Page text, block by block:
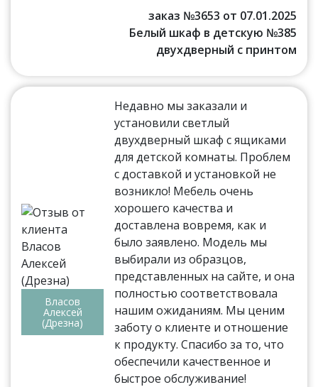
заказ №3653 от 07.01.2025
Белый шкаф в детскую №385
двухдверный с принтом
Власов
Алексей
(Дрезна)
Недавно мы заказали и
установили светлый
двухдверный шкаф с ящиками
для детской комнаты. Проблем
с доставкой и установкой не
возникло! Мебель очень
хорошего качества и
доставлена вовремя, как и
было заявлено. Модель мы
выбирали из образцов,
представленных на сайте, и она
полностью соответствовала
нашим ожиданиям. Мы ценим
заботу о клиенте и отношение
к продукту. Спасибо за то, что
обеспечили качественное и
быстрое обслуживание!